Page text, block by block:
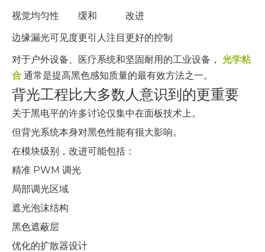
视觉均匀性
缓和
改进
边缘漏光可见度更引人注目更好的控制
对于户外设备、医疗系统和坚固耐用的工业设备， 光学粘
合 通常是提高黑色感知质量的最有效方法之一。
背光工程比大多数人意识到的更重要
关于黑电平的许多讨论仅集中在面板技术上。
但背光系统本身对黑色性能有很大影响。
在模块级别，改进可能包括：
精准 PWM 调光
局部调光区域
遮光泡沫结构
黑色遮蔽层
优化的扩散器设计